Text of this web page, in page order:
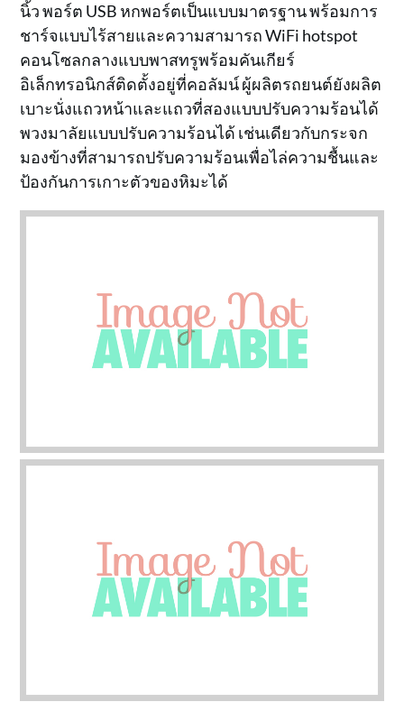
นิ้ว พอร์ต USB หกพอร์ตเป็นแบบมาตรฐาน พร้อมการ
ชาร์จแบบไร้สายและความสามารถ WiFi hotspot
คอนโซลกลางแบบพาสทรูพร้อมคันเกียร์
อิเล็กทรอนิกส์ติดตั้งอยู่ที่คอลัมน์ ผู้ผลิตรถยนต์ยังผลิต
เบาะนั่งแถวหน้าและแถวที่สองแบบปรับความร้อนได้
พวงมาลัยแบบปรับความร้อนได้ เช่นเดียวกับกระจก
มองข้างที่สามารถปรับความร้อนเพื่อไล่ความชื้นและ
ป้องกันการเกาะตัวของหิมะได้